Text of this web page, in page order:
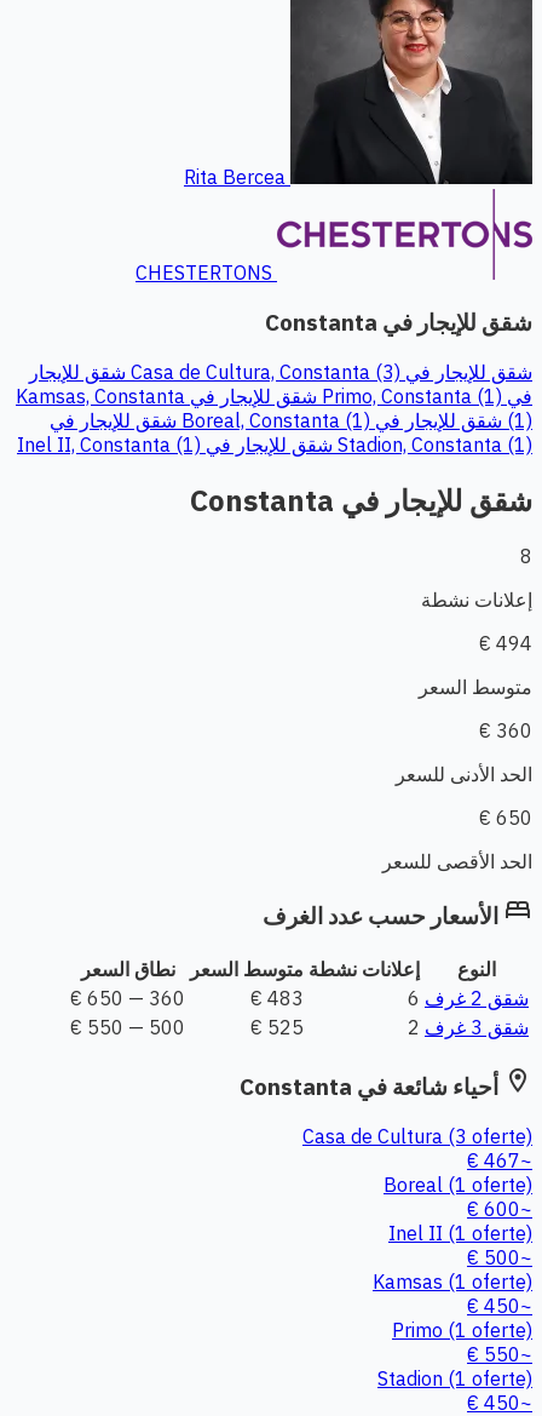
Rita Bercea
CHESTERTONS
شقق للإيجار في Constanta
شقق للإيجار في Casa de Cultura, Constanta (3)
شقق للإيجار
في Primo, Constanta (1)
شقق للإيجار في Kamsas, Constanta
(1) شقق للإيجار في Boreal, Constanta (1)
شقق للإيجار في
Stadion, Constanta (1) شقق للإيجار في Inel II, Constanta (1)
شقق للإيجار في Constanta
8
إعلانات نشطة
494 €
متوسط السعر
360 €
الحد الأدنى للسعر
650 €
الحد الأقصى للسعر
bed الأسعار حسب عدد الغرف
النوع إعلانات نشطة متوسط السعر
نطاق السعر
شقق 2 غرف
6
483 €
360 — 650 €
شقق 3 غرف
2
525 €
500 — 550 €
location_on أحياء شائعة في Constanta
Casa de Cultura (3 oferte)
~467 €
Boreal (1 oferte)
~600 €
Inel II (1 oferte)
~500 €
Kamsas (1 oferte)
~450 €
Primo (1 oferte)
~550 €
Stadion (1 oferte)
~450 €